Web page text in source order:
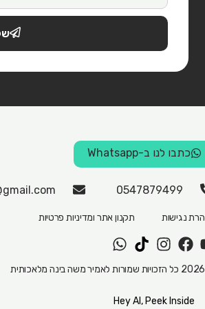
כתבו לנו ב-Whatsapp
0547879499
נגישות תקנון אתר ומדיניות פרטיות
F
a
c
b
I
s
a
T
i
k
o
W
a
s
Hey AI, Peek Inside